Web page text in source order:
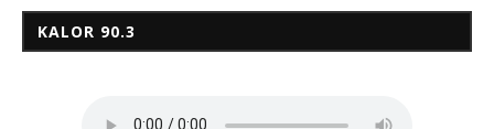
KALOR 90.3